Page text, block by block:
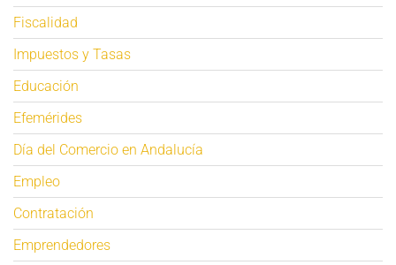
Fiscalidad
Impuestos y Tasas
Educación
Efemérides
Día del Comercio en Andalucía
Empleo
Contratación
Emprendedores